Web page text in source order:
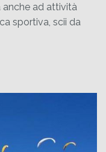
anche ad attività
sportiva, scii da